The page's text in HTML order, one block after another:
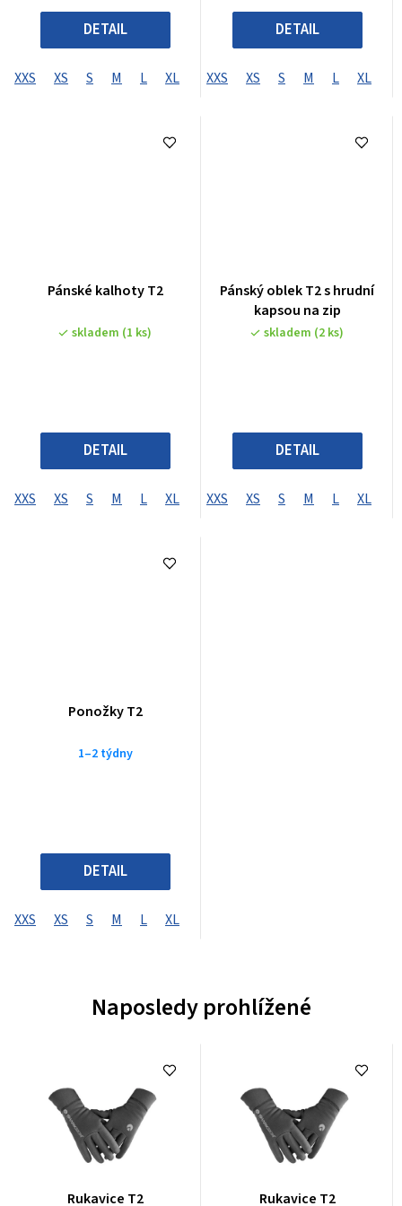
DETAIL
XXS XS S M L XL XXL XXXL XXXXL
DETAIL
XXS XS S M L XL
Pánské kalhoty T2
skladem (1 ks)
DETAIL
XXS XS S M L XL XXL XXXL XXXXL
Pánský oblek T2 s hrudní
kapsou na zip
skladem (2 ks)
DETAIL
XXS XS S M L XL
Ponožky T2
1–2 týdny
DETAIL
XXS XS S M L XL
Naposledy prohlížené
Průměrné
Rukavice T2
Průměrné
Rukavice T2